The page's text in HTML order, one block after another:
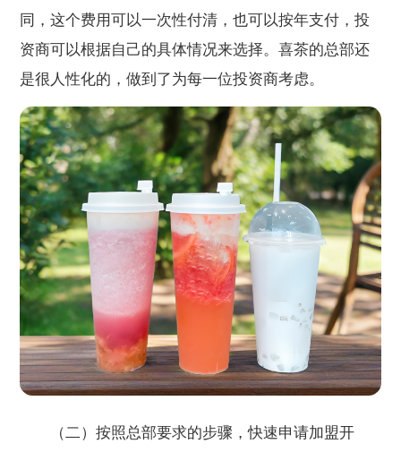
同，这个费用可以一次性付清，也可以按年支付，投
资商可以根据自己的具体情况来选择。喜茶的总部还
是很人性化的，做到了为每一位投资商考虑。
（二）按照总部要求的步骤，快速申请加盟开